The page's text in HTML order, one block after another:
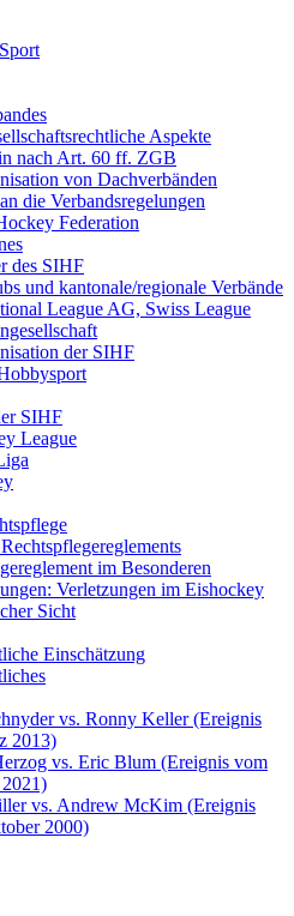
Aspekte
nach Art. 60 ff. ZGB
von Dachverbänden
die Verbandsregelungen
Federation
des SIHF
und kantonale/regionale Verbände
League AG, Swiss League
der SIHF
SIHF
League
im Besonderen
Verletzungen im Eishockey
Sicht
Einschätzung
vs. Ronny Keller (Ereignis
2013)
vs. Eric Blum (Ereignis vom
vs. Andrew McKim (Ereignis
2000)